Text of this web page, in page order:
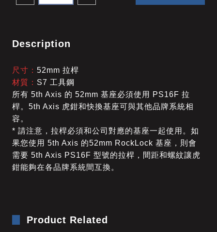
Description
尺寸：52mm 拉桿
材質： S7 工具鋼
所有 5th Axis 的 52mm 基座必須使用 PS16F 拉
桿。5th Axis 虎鉗和快換基座可與其他品牌系統相
容。
* 請注意，拉桿必須和公司對應的基座一起使用。如
果您使用 5th Axis 的52mm RockLock 基座，則會
需要 5th Axis PS16F 型號的拉桿，間距和螺紋讓虎
鉗能夠在各品牌系統間互換。
Product Related